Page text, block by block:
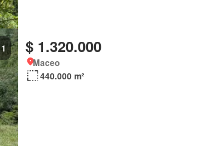
1 $ 1.320.000
Maceo
440.000 m²